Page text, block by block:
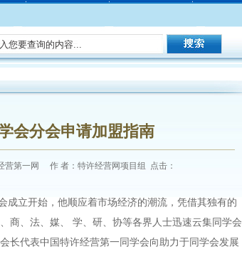
会分会申请加盟指南
第一网 作 者：特许经营网项目组 点击：
成立开始，他顺应着市场经济的潮流，凭借其独有的
商、法、媒、 学、研、协等各界人士迅速云集同学会
长代表中国特许经营第一同学会向助力于同学会发展